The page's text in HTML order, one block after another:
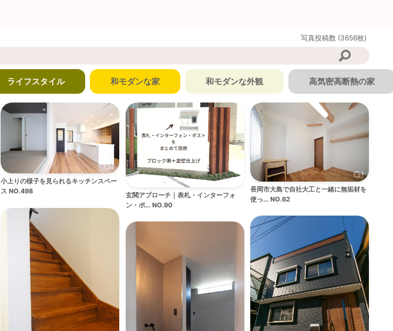
写真投稿数 (3656枚)
ライフスタイル 和モダンな家 和モダンな外観 高気密高断熱の家
小上りの様子を見られるキッチンスペー
ス NO.498
玄関アプローチ｜表札・インターフォ
ン・ポ... NO.90
長岡市大島で自社大工と一緒に無垢材を
使っ... NO.62